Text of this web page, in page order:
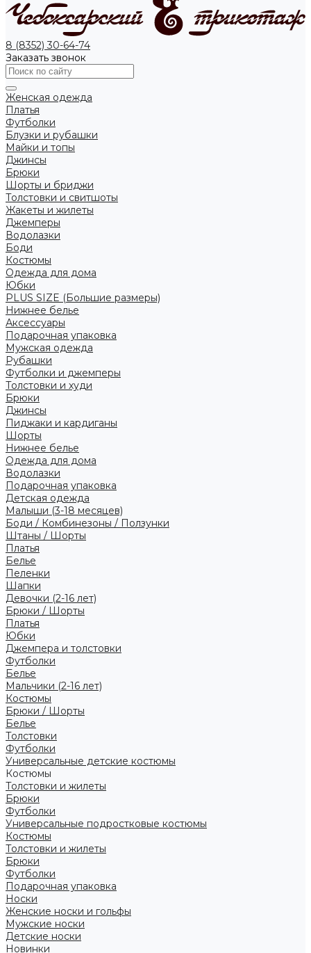
8 (8352) 30-64-74
Заказать звонок
Женская одежда
Платья
Футболки
Блузки и рубашки
Майки и топы
Джинсы
Брюки
Шорты и бриджи
Толстовки и свитшоты
Жакеты и жилеты
Джемперы
Водолазки
Боди
Костюмы
Одежда для дома
Юбки
PLUS SIZE (Большие размеры)
Нижнее белье
Аксессуары
Подарочная упаковка
Мужская одежда
Рубашки
Футболки и джемперы
Толстовки и худи
Брюки
Джинсы
Пиджаки и кардиганы
Шорты
Нижнее белье
Одежда для дома
Водолазки
Подарочная упаковка
Детская одежда
Малыши (3-18 месяцев)
Боди / Комбинезоны / Ползунки
Штаны / Шорты
Платья
Белье
Пеленки
Шапки
Девочки (2-16 лет)
Брюки / Шорты
Платья
Юбки
Джемпера и толстовки
Футболки
Белье
Мальчики (2-16 лет)
Костюмы
Брюки / Шорты
Белье
Толстовки
Футболки
Универсальные детские костюмы
Костюмы
Толстовки и жилеты
Брюки
Футболки
Универсальные подростковые костюмы
Костюмы
Толстовки и жилеты
Брюки
Футболки
Подарочная упаковка
Носки
Женские носки и гольфы
Мужские носки
Детские носки
Новинки